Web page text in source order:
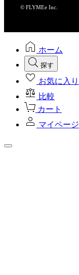
© FLYMEe Inc.
ホーム
探す
お気に入り
比較
カート
マイページ